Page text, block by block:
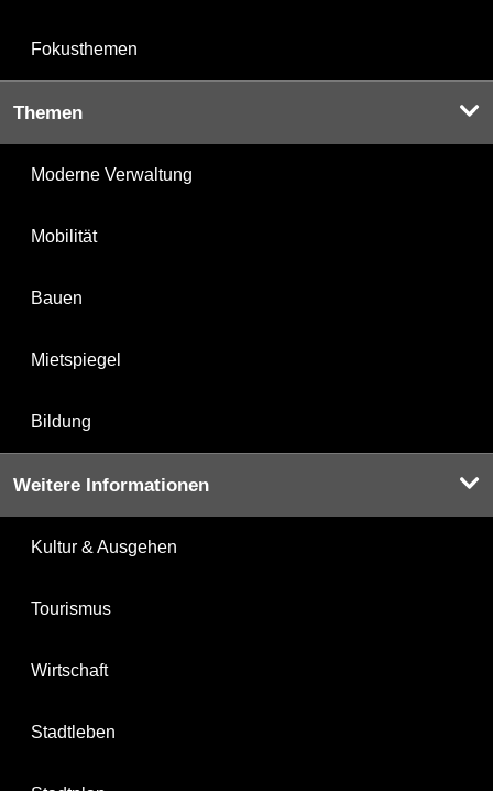
Fokusthemen
Themen
Moderne Verwaltung
Mobilität
Bauen
Mietspiegel
Bildung
Weitere Informationen
Kultur & Ausgehen
Tourismus
Wirtschaft
Stadtleben